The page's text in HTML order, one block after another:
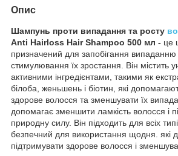
Опис
Шампунь проти випадання та росту
Anti Hairloss Hair Shampoo 500 мл - це
призначений для запобігання випаданню
стимулювання їх зростання. Він містить
активними інгредієнтами, такими як
білоба, женьшень і біотин, які
здорове волосся та зменшувати їх
допомагає зменшити ламкість волосся і
природну силу. Він підходить для всіх
безпечний для використання щодня. які
підтримувати здорове волосся і